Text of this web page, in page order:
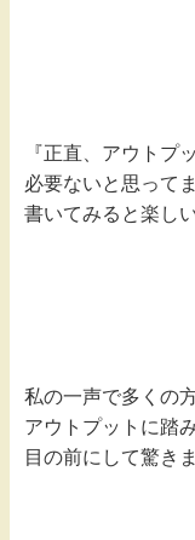
『正直、アウトプ
必要ないと思って
書いてみると楽し
私の一声で多くの
アウトプットに踏
目の前にして驚き